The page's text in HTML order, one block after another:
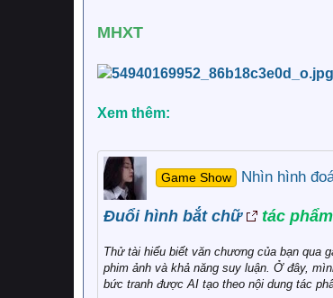
MHXT
Xem thêm:
Game Show Nhìn hình
Đuổi hình bắt chữ tác
Thử tài hiểu biết văn chương của bạn qua
phim ảnh và khả năng suy luận. Ở đây,
bức tranh được AI tạo theo nội dung tác